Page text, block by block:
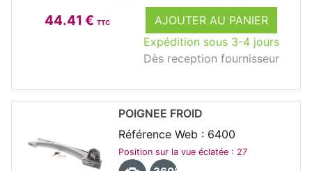
44.41 € TTC
AJOUTER AU PANIER
Expédition sous 3-4 jours
Dès reception fournisseur
POIGNEE FROID
Référence Web : 6400
Position sur la vue éclatée : 27